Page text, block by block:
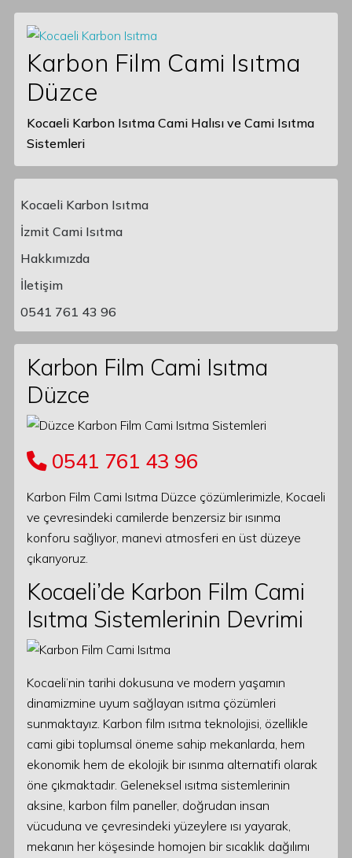
Karbon Film Cami Isıtma
Düzce
Kocaeli Karbon Isıtma Cami Halısı ve Cami Isıtma
Sistemleri
Main Navigation
Kocaeli Karbon Isıtma
İzmit Cami Isıtma
Hakkımızda
İletişim
0541 761 43 96
Karbon Film Cami Isıtma
Düzce
0541 761 43 96
Karbon Film Cami Isıtma Düzce çözümlerimizle, Kocaeli
ve çevresindeki camilerde benzersiz bir ısınma
konforu sağlıyor, manevi atmosferi en üst düzeye
çıkarıyoruz.
Kocaeli’de Karbon Film Cami
Isıtma Sistemlerinin Devrimi
Kocaeli’nin tarihi dokusuna ve modern yaşamın
dinamizmine uyum sağlayan ısıtma çözümleri
sunmaktayız. Karbon film ısıtma teknolojisi, özellikle
cami gibi toplumsal öneme sahip mekanlarda, hem
ekonomik hem de ekolojik bir ısınma alternatifi olarak
öne çıkmaktadır. Geleneksel ısıtma sistemlerinin
aksine, karbon film paneller, doğrudan insan
vücuduna ve çevresindeki yüzeylere ısı yayarak,
mekanın her köşesinde homojen bir sıcaklık dağılımı